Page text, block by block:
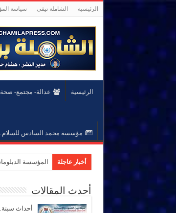
الرئيسية الشاملة تيفي سياسة
الرئيسية عدالة- مجتمع-
مؤسسة محمد السادس للسلام
أخبار عاجلة المؤسسة
أحدث المقالات
أحداث